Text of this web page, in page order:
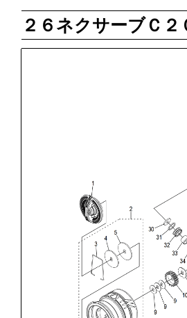
２６ネクサーブＣ２